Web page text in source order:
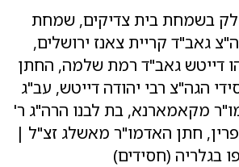
בשמחת בית צדיקים, שמחת
גאב"ד קריית צאנז ירושלים,
דייטש גאב"ד רמת שלמה, החתן
הגה"צ רבי יהודה דייטש, עב"ג
מקאמארנא, בת לבנו הרה"ג ר'
חתן האדמו"ר מאשלג זצ"ל |
בגלריה (חסידים)